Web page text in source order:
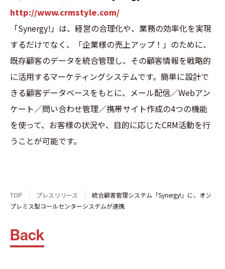
http://www.crmstyle.com/
「Synergy!」は、経営の合理化や、業務の効率化を実現
するだけでなく、「企業様の売上アップ！」のために、
既存顧客のデータを統合管理し、その顧客情報を戦略的
に活用するマーケティングシステムです。簡単に設計で
きる顧客データベースをもとに、メール配信／Webアン
ケート／問い合わせ管理／携帯サイト作成の4つの機能
を使って、お客様の状況や、目的に応じたCRM活動を行
うことが可能です。
TOP プレスリリース
統合顧客管理システム「Synergy!」に、オン
プレミス型コールセンターシステムが連携
Back